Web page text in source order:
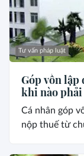
Tư vấn pháp luật
Góp vốn lập
khi nào
Cá nhân góp
nộp thuế từ